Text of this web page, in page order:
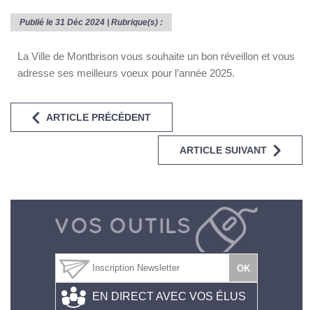
Publié le 31 Déc 2024 | Rubrique(s) :
La Ville de Montbrison vous souhaite un bon réveillon et vous
adresse ses meilleurs voeux pour l’année 2025.
ARTICLE PRÉCÉDENT
ARTICLE SUIVANT
EN DIRECT AVEC VOS ÉLUS